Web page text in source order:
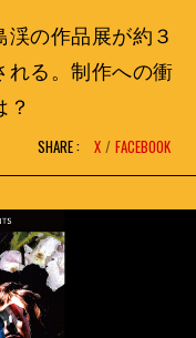
POLICY
の作品展が約３
れる。制作への衝
？
SHARE : X FACEBOOK